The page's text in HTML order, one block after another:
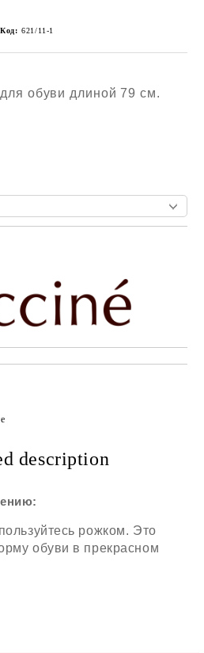
Код: 621/11-1
обуви длиной 79 см.
description
рожком. Это
обуви в прекрасном